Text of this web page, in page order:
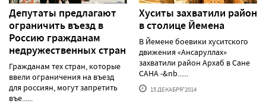
Депутаты предлагают
ограничить въезд в
Россию гражданам
недружественных стран
Гражданам тех стран, которые
ввели ограничения на въезд
для россиян, могут запретить
въе......
Хуситы захватили район
в столице Йемена
В Йемене боевики хуситского
движения «Ансаруллах»
захватили район Архаб в Сане
САНА -&nb......
15 ДЕКАБРЯ'2014